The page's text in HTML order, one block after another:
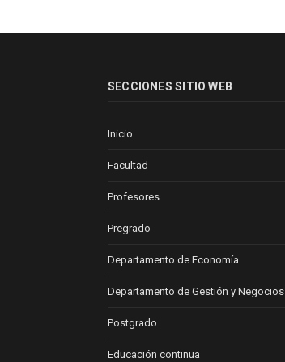
SECCIONES SITIO WEB
Inicio
Facultad
Profesores
Pregrado
Departamento de Economía
Departamento de Gestión y Negocios
Postgrado
Educación continua